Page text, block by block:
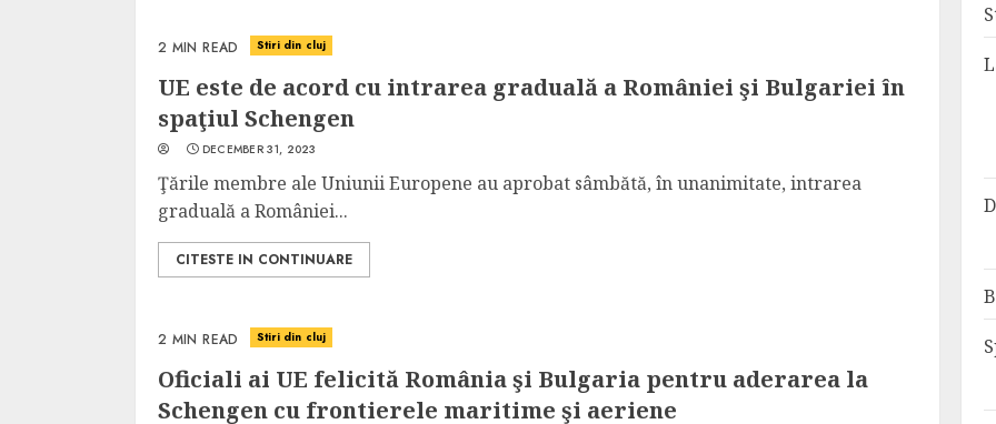
2 MIN READ Stiri din cluj
UE este de acord cu intrarea graduală a României şi Bulgariei în
spaţiul Schengen
DECEMBER 31, 2023
Ţările membre ale Uniunii Europene au aprobat sâmbătă, în unanimitate, intrarea
graduală a României...
CITESTE IN CONTINUARE
2 MIN READ Stiri din cluj
Oficiali ai UE felicită România şi Bulgaria pentru aderarea la
Schengen cu frontierele maritime şi aeriene